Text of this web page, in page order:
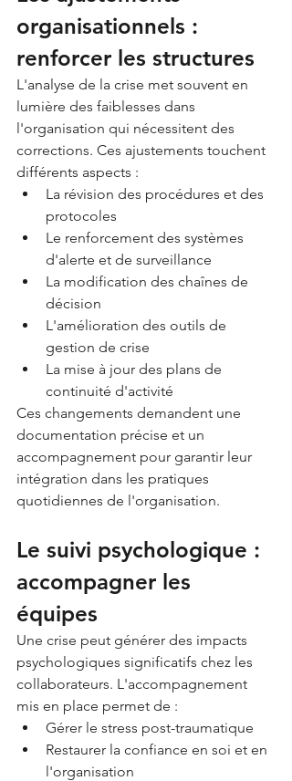
organisationnels :
renforcer les structures
L'analyse de la crise met souvent en
lumière des faiblesses dans
l'organisation qui nécessitent des
corrections. Ces ajustements touchent
différents aspects :
La révision des procédures et des
protocoles
Le renforcement des systèmes
d'alerte et de surveillance
La modification des chaînes de
décision
L'amélioration des outils de
gestion de crise
La mise à jour des plans de
continuité d'activité
Ces changements demandent une
documentation précise et un
accompagnement pour garantir leur
intégration dans les pratiques
quotidiennes de l'organisation.
Le suivi psychologique :
accompagner les
équipes
Une crise peut générer des impacts
psychologiques significatifs chez les
collaborateurs. L'accompagnement
mis en place permet de :
Gérer le stress post-traumatique
Restaurer la confiance en soi et en
l'organisation